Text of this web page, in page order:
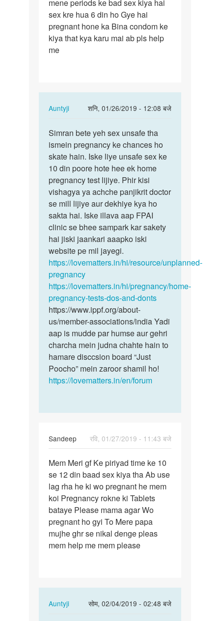
mene
periods
ke
bad
sex
mene periods ke bad sex kiya hai
sex kre hua 6 din ho Gye hai
pregnant hone ka Bina condom ke
kiya that kya karu mai ab pls help
me
Auntyji
शनि, 01/26/2019 - 12:08 बजे
In
to
mene
periods
ke
bad
sex
kiya…
by
Simran
Simran
bete
yeh
sex
unsafe…
Simran bete yeh sex unsafe tha
ismein pregnancy ke chances ho
skate hain. Iske liye unsafe sex ke
10 din poore hote hee ek home
pregnancy test lijiye. Phir kisi
vishagya ya achche panjikrit doctor
se mill lijiye aur dekhiye kya ho
sakta hai. Iske illava aap FPAI
clinic se bhee sampark kar sakety
hai jiski jaankari aaapko iski
website pe mil jayegi.
https://lovematters.in/hi/resource/unplanned-
pregnancy
https://lovematters.in/hi/pregnancy/home-
pregnancy-tests-dos-and-donts
https://www.ippf.org/about-
us/member-associations/india Yadi
aap is mudde par humse aur gehri
charcha mein judna chahte hain to
hamare disccsion board “Just
Poocho” mein zaroor shamil ho!
https://lovematters.in/en/forum
Sandeep
रवि, 01/27/2019 - 11:43 बजे
Mem
Meri
gf
Ke
piriyad
time…
Mem Meri gf Ke piriyad time ke 10
se 12 din baad sex kiya tha Ab use
lag rha he ki wo pregnant he mem
koi Pregnancy rokne ki Tablets
bataye Please mama agar Wo
pregnant ho gyi To Mere papa
mujhe ghr se nikal denge pleas
mem help me mem please
Auntyji
सोम, 02/04/2019 - 02:48 बजे
In